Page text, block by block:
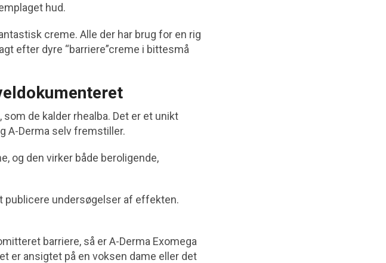
hud.
creme. Alle der har brug for en rig
efter dyre “barriere”creme i bittesmå
de kalder rhealba. Det er et unikt
A-Derma selv fremstiller.
og den virker både beroligende,
publicere undersøgelser af effekten.
barriere, så er A-Derma Exomega
er ansigtet på en voksen dame eller det